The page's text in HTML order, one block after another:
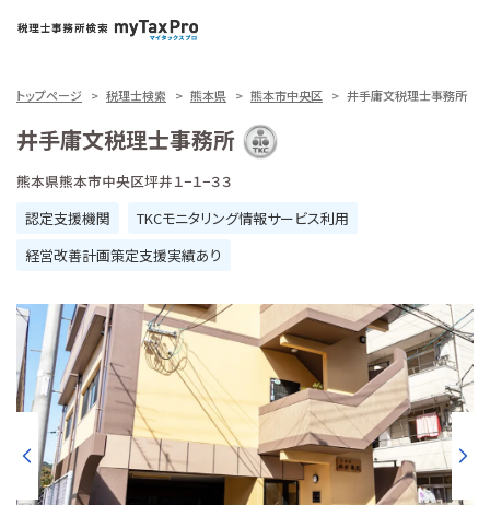
トップページ 税理士検索 熊本県 熊本市中央区 井手庸文税理士事務所
井手庸文税理士事務所
熊本県熊本市中央区坪井１−１−３３
認定支援機関
TKCモニタリング情報サービス利用
経営改善計画策定支援実績あり